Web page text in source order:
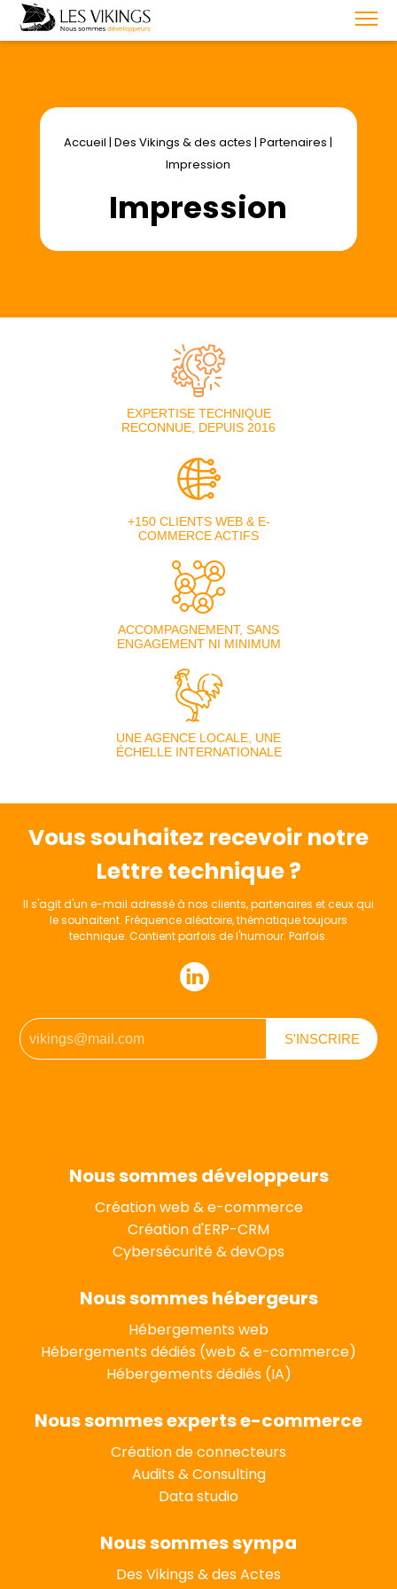
Accueil |Des Vikings & des actes |Partenaires |
Impression
Impression
EXPERTISE TECHNIQUE
RECONNUE, DEPUIS 2016
+150 CLIENTS WEB & E-
COMMERCE ACTIFS
ACCOMPAGNEMENT, SANS
ENGAGEMENT NI MINIMUM
UNE AGENCE LOCALE, UNE
ÉCHELLE INTERNATIONALE
Vous souhaitez recevoir notre
Lettre technique ?
Il s'agit d'un e-mail adressé à nos clients, partenaires et ceux qui
le souhaitent. Fréquence aléatoire, thématique toujours
technique. Contient parfois de l'humour. Parfois.
Nous sommes développeurs
Création web & e-commerce
Création d'ERP-CRM
Cybersécurité & devOps
Nous sommes hébergeurs
Hébergements web
Hébergements dédiés (web & e-commerce)
Hébergements dédiés (IA)
Nous sommes experts e-commerce
Création de connecteurs
Audits & Consulting
Data studio
Nous sommes sympa
Des Vikings & des Actes